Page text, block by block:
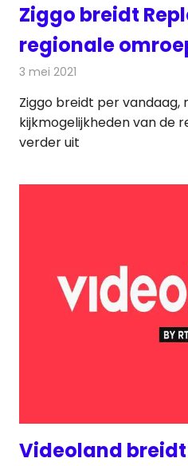
Ziggo breidt
regionale
3 mei 2021
Ziggo breidt per vandaag,
kijkmogelijkheden van de
verder uit
Videoland